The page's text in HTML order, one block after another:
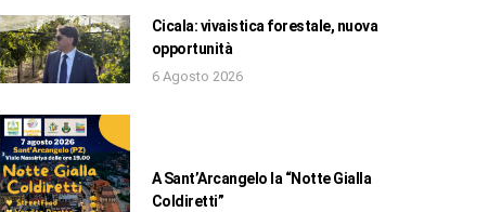
Cicala: vivaistica forestale, nuova
opportunità
6 Agosto 2026
A Sant’Arcangelo la “Notte Gialla
Coldiretti”